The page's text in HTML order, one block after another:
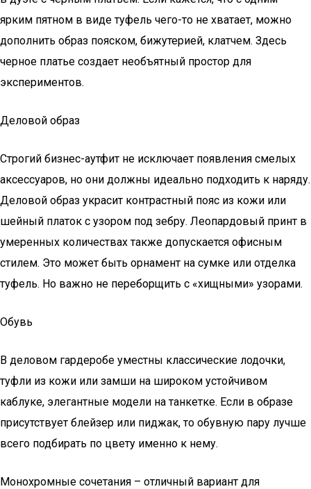
ярким пятном в виде туфель чего-то не хватает, можно
дополнить образ пояском, бижутерией, клатчем. Здесь
черное платье создает необъятный простор для
экспериментов.
Деловой образ
Строгий бизнес-аутфит не исключает появления смелых
аксессуаров, но они должны идеально подходить к наряду.
Деловой образ украсит контрастный пояс из кожи или
шейный платок с узором под зебру. Леопардовый принт в
умеренных количествах также допускается офисным
стилем. Это может быть орнамент на сумке или отделка
туфель. Но важно не переборщить с «хищными» узорами.
Обувь
В деловом гардеробе уместны классические лодочки,
туфли из кожи или замши на широком устойчивом
каблуке, элегантные модели на танкетке. Если в образе
присутствует блейзер или пиджак, то обувную пару лучше
всего подбирать по цвету именно к нему.
Монохромные сочетания – отличный вариант для